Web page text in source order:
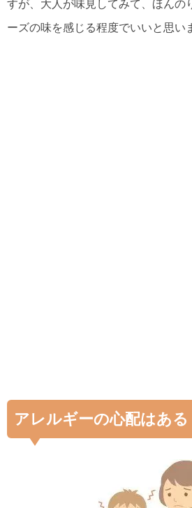
すが、大人が味見してみて、ほんの
ーズの味を感じる程度でいいと思い
アレルギーの心配はある